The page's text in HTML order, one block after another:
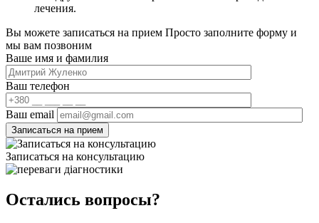
лечения.
Вы можете записаться на прием Просто заполните форму и
мы вам позвоним
Ваше имя и фамилия
Ваш телефон
Ваш email
Записаться на консультацию
Остались вопросы?